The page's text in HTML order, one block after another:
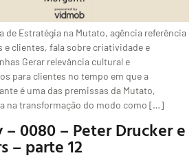
de Estratégia na Mutato, agência referência
e clientes, fala sobre criatividade e
Gerar relevância cultural e
para clientes no tempo em que a
é uma das premissas da Mutato,
na transformação do modo como […]
– 0080 – Peter Drucker e
– parte 12